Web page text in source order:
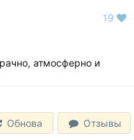
19
атмосферно и
Обнова Отзывы